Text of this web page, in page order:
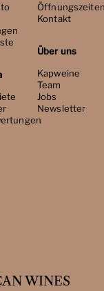
Kontakt
Über uns
Kapweine
Team
Jobs
Newsletter
WINES